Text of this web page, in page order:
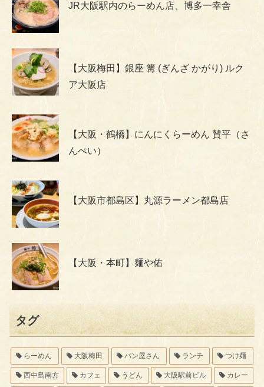
JR大阪駅内のらーめん店、博多一幸舎
【大阪梅田】銀座 篝 (ぎんざ かがり) ルク
ア大阪店
【大阪・鶴橋】にんにくらーめん 賛平（さ
んぺい）
【大阪市都島区】丸源ラーメン都島店
【大阪・本町】麺や佑
タグ
らーめん 大阪梅田 パン屋さん ランチ つけ麺
西中島南方 カフェ うどん 大阪駅前ビル カレー